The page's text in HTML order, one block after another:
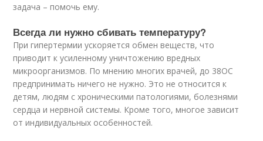
задача – помочь ему.
Всегда ли нужно сбивать температуру?
При гипертермии ускоряется обмен веществ, что
приводит к усиленному уничтожению вредных
микроорганизмов. По мнению многих врачей, до 38OC
предпринимать ничего не нужно. Это не относится к
детям, людям с хроническими патологиями, болезнями
сердца и нервной системы. Кроме того, многое зависит
от индивидуальных особенностей.